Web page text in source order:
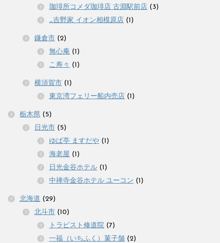
珈琲所コメダ珈琲店 古淵駅前店 (3)
_吉野家 イオン相模原店 (1)
鎌倉市 (2)
無心庵 (1)
こ寿々 (1)
横須賀市 (1)
東京湾フェリー船内売店 (1)
栃木県 (5)
日光市 (5)
ゆば亭 ますだや (1)
海老屋 (1)
日光金谷ホテル (1)
中禅寺金谷ホテル ユーコン (1)
北海道 (29)
北斗市 (10)
トラピスト修道院 (7)
一福（いちふく）菓子舗 (2)